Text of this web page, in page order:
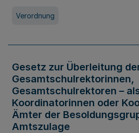
Verordnung
Gesetz zur Überleitung
Gesamtschulrektorinnen,
Gesamtschulrektoren –
Koordinatorinnen oder
Ämter der
Amtszulage